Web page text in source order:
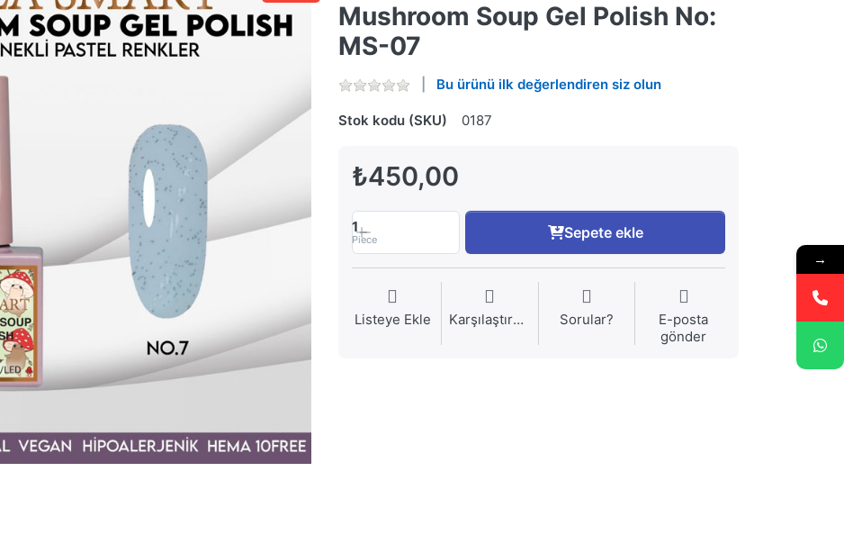
Mushroom Soup Gel Polish No:
MS-07
Bu ürünü ilk değerlendiren siz olun
Stok kodu (SKU) 0187
₺450,00
1
Piece Sepete ekle
Listeye Ekle Karşılaştırma Sorular?
E-posta
gönder
→